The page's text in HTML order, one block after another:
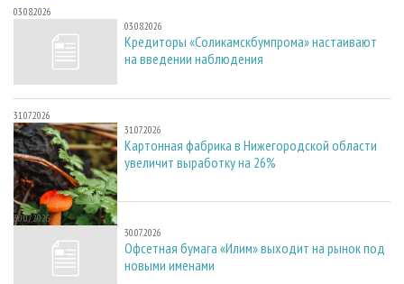
03.08.2026
03.08.2026
Кредиторы «Соликамскбумпрома» настаивают
на введении наблюдения
31.07.2026
31.07.2026
Картонная фабрика в Нижегородской области
увеличит выработку на 26%
30.07.2026
30.07.2026
Офсетная бумага «Илим» выходит на рынок под
новыми именами